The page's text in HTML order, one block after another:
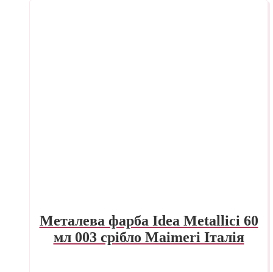
Металева фарба Idea Metallici 60
мл 003 срібло Maimeri Італія